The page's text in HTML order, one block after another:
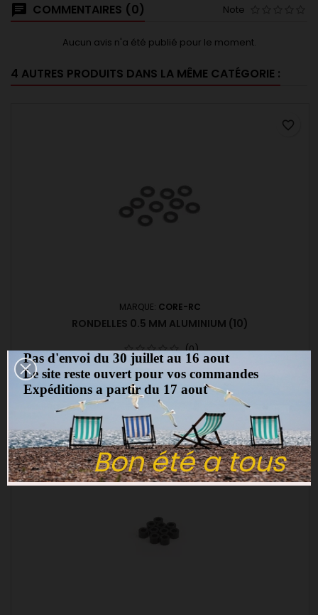
COMMENTAIRES (0) Note
Aucun avis n'a été publié pour le moment.
4 AUTRES PRODUITS DANS LA MÊME CATÉGORIE :
MARQUE: CORE-RC
RONDELLES 0.5 MM ALUMINIUM (10)
(0)
Rondelles 0.5 mm aluminium (10)
5,00 €
 Ajouter au panier
favorite_border
favorite_border
Bon été a tous
Pas d'envoi du 30 juillet au 16 aout
Le site reste ouvert pour vos commandes
Expéditions a partir du 17 aout